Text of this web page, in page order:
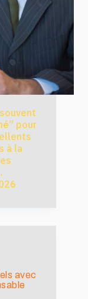
pour
à la
avec